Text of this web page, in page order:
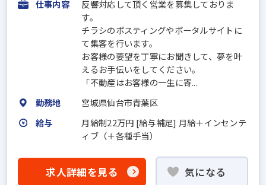
仕事内容
反響対応して頂く営業を募集しておりま
す。
チラシのポスティングやポータルサイトに
て集客を行います。
お客様の要望を丁寧にお聞きして、夢を叶
えるお手伝いをしてください。
「不動産はお客様の一生に寄...
勤務地
宮城県仙台市青葉区
給与
月給制22万円 [給与補足] 月給＋インセンテ
ィブ（＋各種手当）
求人詳細を見る 気になる